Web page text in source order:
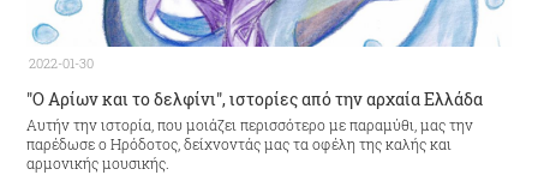
2022-01-30
"Ο Αρίων και το δελφίνι", ιστορίες από την αρχαία Ελλάδα
Αυτήν την ιστορία, που μοιάζει περισσότερο με παραμύθι, μας την
παρέδωσε ο Ηρόδοτος, δείχνοντάς μας τα οφέλη της καλής και
αρμονικής μουσικής.